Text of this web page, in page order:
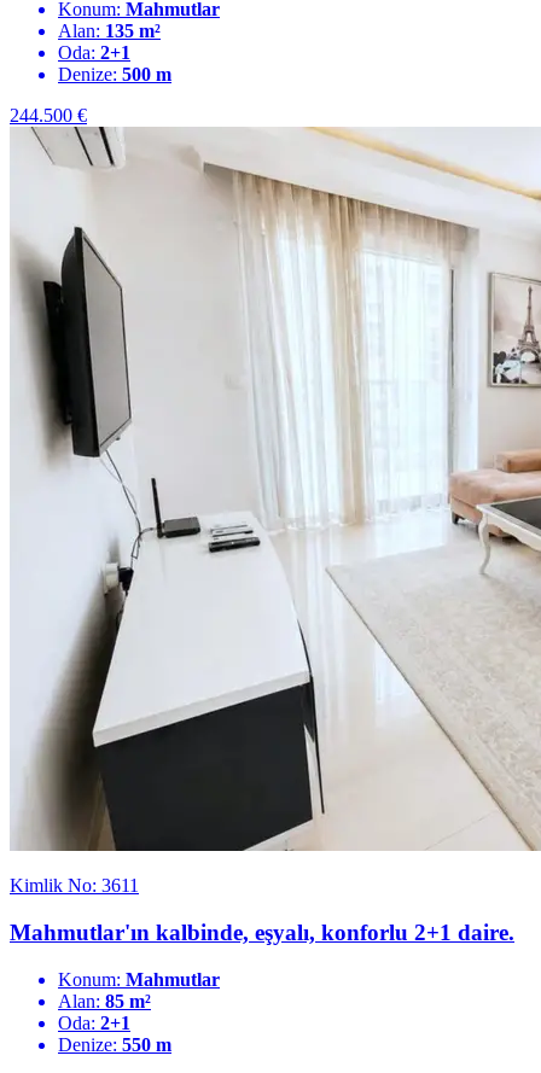
Konum: Mahmutlar
Alan: 135 m²
Oda: 2+1
Denize: 500 m
244.500 €
Kimlik No: 3611
Mahmutlar'ın kalbinde, eşyalı, konforlu 2+1 daire.
Konum: Mahmutlar
Alan: 85 m²
Oda: 2+1
Denize: 550 m